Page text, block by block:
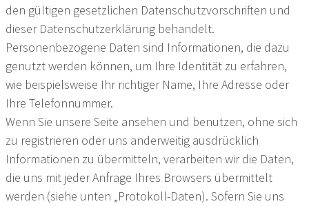
den gültigen gesetzlichen Datenschutzvorschriften und
dieser Datenschutzerklärung behandelt.
Personenbezogene Daten sind Informationen, die dazu
genutzt werden können, um Ihre Identität zu erfahren,
wie beispielsweise Ihr richtiger Name, Ihre Adresse oder
Ihre Telefonnummer.
Wenn Sie unsere Seite ansehen und benutzen, ohne sich
zu registrieren oder uns anderweitig ausdrücklich
Informationen zu übermitteln, verarbeiten wir die Daten,
die uns mit jeder Anfrage Ihres Browsers übermittelt
werden (siehe unten „Protokoll-Daten). Sofern Sie uns